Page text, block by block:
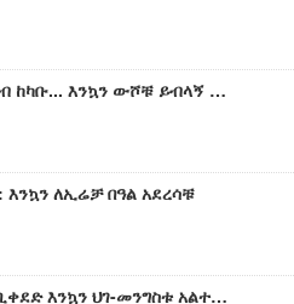
ከጌቶቹ ደጅ ከካብ ከካቡ... እንኳን ውሾቹ ይብላኝ እባቡ...
እንኳን ለኢሬቻ በዓል አደረሳቹ
LTV : ባንዲራ ቢቀደድ እንኳን ህገ-መንግስቱ አልተጣሰም